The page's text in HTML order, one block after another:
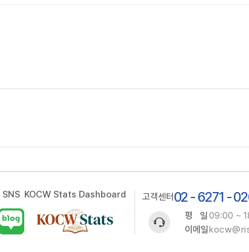
SNS KOCW Stats Dashboard 고객센터 02 - 6271 -
평 일09:00 ~
이메일